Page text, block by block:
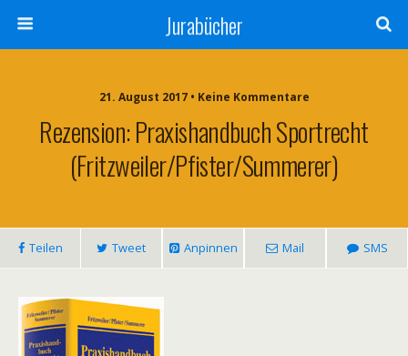
Jurabücher
21. August 2017 • Keine Kommentare
Rezension: Praxishandbuch Sportrecht
(Fritzweiler/Pfister/Summerer)
Teilen Tweet Anpinnen Mail SMS